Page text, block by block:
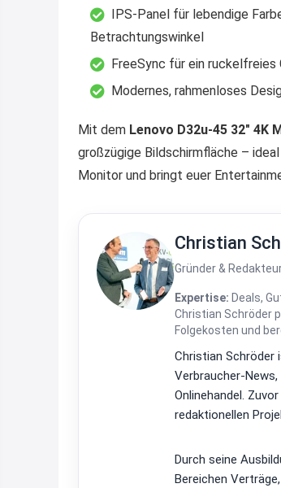
IPS-Panel für lebendige
Betrachtungswinkel
FreeSync für ein ruckelfreies
Modernes, rahmenloses
Mit dem Lenovo D32u-45 32″ 4K
großzügige Bildschirmfläche –
Monitor und bringt euer
Christian
Gründer &
Expertise: Deals,
Christian Schröder
Folgekosten und
Christian Schröder
Verbraucher-
Onlinehandel.
redaktionellen
Durch seine
Bereichen